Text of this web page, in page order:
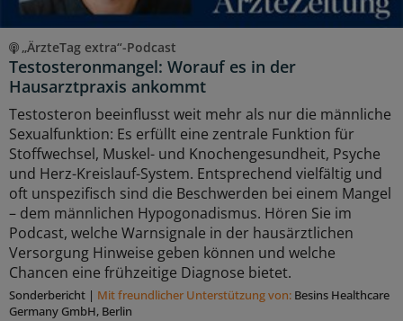
„ÄrzteTag extra“-Podcast
Testosteronmangel: Worauf es in der
Hausarztpraxis ankommt
Testosteron beeinflusst weit mehr als nur die männliche
Sexualfunktion: Es erfüllt eine zentrale Funktion für
Stoffwechsel, Muskel- und Knochengesundheit, Psyche
und Herz-Kreislauf-System. Entsprechend vielfältig und
oft unspezifisch sind die Beschwerden bei einem Mangel
– dem männlichen Hypogonadismus. Hören Sie im
Podcast, welche Warnsignale in der hausärztlichen
Versorgung Hinweise geben können und welche
Chancen eine frühzeitige Diagnose bietet.
Sonderbericht | Mit freundlicher Unterstützung von: Besins Healthcare
Germany GmbH, Berlin